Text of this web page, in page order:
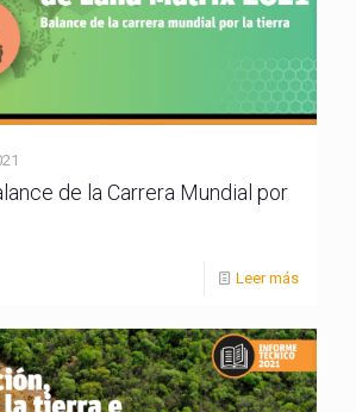
de la Carrera Mundial por
Leer más